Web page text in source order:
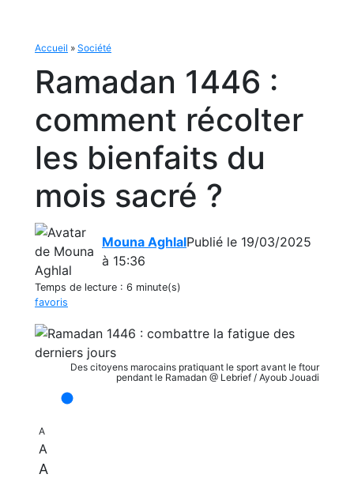
Accueil » Société
Ramadan 1446 :
comment récolter
les bienfaits du
mois sacré ?
Mouna AghlalPublié le 19/03/2025
à 15:36
Temps de lecture : 6 minute(s)
favoris
Des citoyens marocains pratiquant le sport avant le ftour
pendant le Ramadan @ Lebrief / Ayoub Jouadi
A
A
A